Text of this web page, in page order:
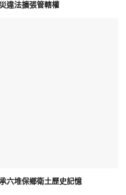
違法擴張管轄權
六堆保鄉衛土歷史記憶